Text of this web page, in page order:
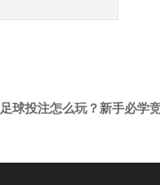
足球投注怎么玩？新手必学